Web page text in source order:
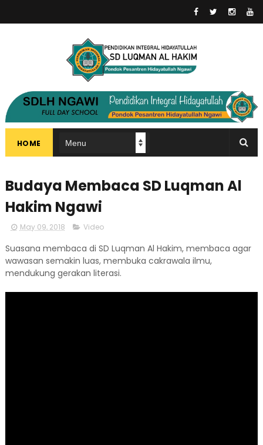
HOME
Budaya Membaca SD Luqman Al
Hakim Ngawi
May 09, 2018 Video
Suasana membaca di SD Luqman Al Hakim, membaca agar
wawasan semakin luas, membuka cakrawala ilmu,
mendukung gerakan literasi.